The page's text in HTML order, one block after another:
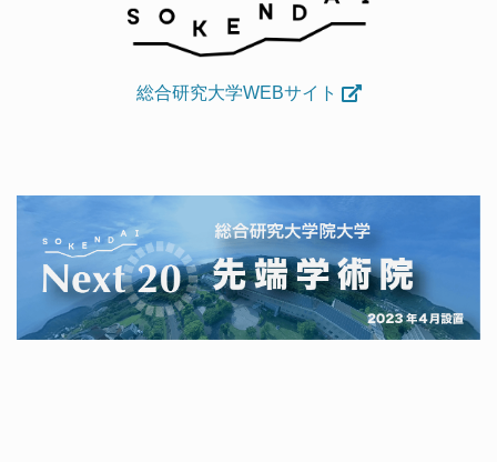
総合研究大学WEBサイト